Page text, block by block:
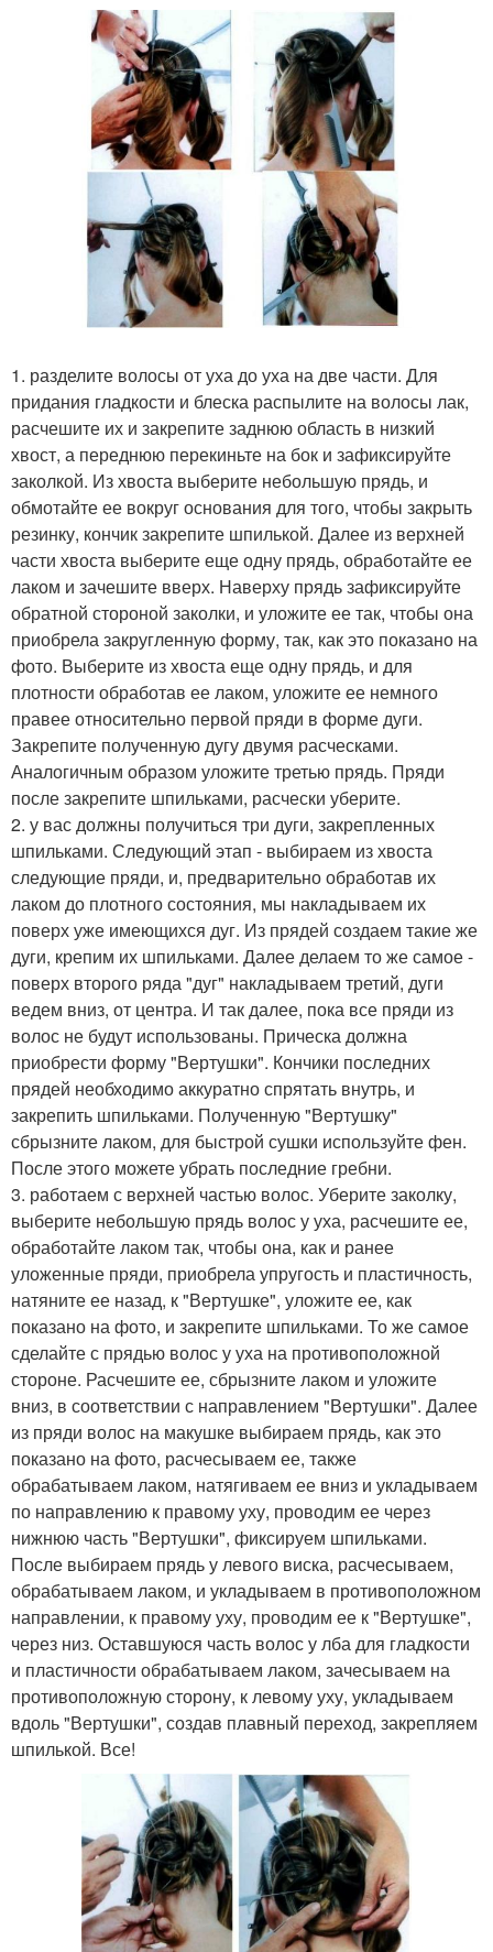
1. разделите волосы от уха до уха на две части. Для
придания гладкости и блеска распылите на волосы лак,
расчешите их и закрепите заднюю область в низкий
хвост, а переднюю перекиньте на бок и зафиксируйте
заколкой. Из хвоста выберите небольшую прядь, и
обмотайте ее вокруг основания для того, чтобы закрыть
резинку, кончик закрепите шпилькой. Далее из верхней
части хвоста выберите еще одну прядь, обработайте ее
лаком и зачешите вверх. Наверху прядь зафиксируйте
обратной стороной заколки, и уложите ее так, чтобы она
приобрела закругленную форму, так, как это показано на
фото. Выберите из хвоста еще одну прядь, и для
плотности обработав ее лаком, уложите ее немного
правее относительно первой пряди в форме дуги.
Закрепите полученную дугу двумя расческами.
Аналогичным образом уложите третью прядь. Пряди
после закрепите шпильками, расчески уберите.
2. у вас должны получиться три дуги, закрепленных
шпильками. Следующий этап - выбираем из хвоста
следующие пряди, и, предварительно обработав их
лаком до плотного состояния, мы накладываем их
поверх уже имеющихся дуг. Из прядей создаем такие же
дуги, крепим их шпильками. Далее делаем то же самое -
поверх второго ряда "дуг" накладываем третий, дуги
ведем вниз, от центра. И так далее, пока все пряди из
волос не будут использованы. Прическа должна
приобрести форму "Вертушки". Кончики последних
прядей необходимо аккуратно спрятать внутрь, и
закрепить шпильками. Полученную "Вертушку"
сбрызните лаком, для быстрой сушки используйте фен.
После этого можете убрать последние гребни.
3. работаем с верхней частью волос. Уберите заколку,
выберите небольшую прядь волос у уха, расчешите ее,
обработайте лаком так, чтобы она, как и ранее
уложенные пряди, приобрела упругость и пластичность,
натяните ее назад, к "Вертушке", уложите ее, как
показано на фото, и закрепите шпильками. То же самое
сделайте с прядью волос у уха на противоположной
стороне. Расчешите ее, сбрызните лаком и уложите
вниз, в соответствии с направлением "Вертушки". Далее
из пряди волос на макушке выбираем прядь, как это
показано на фото, расчесываем ее, также
обрабатываем лаком, натягиваем ее вниз и укладываем
по направлению к правому уху, проводим ее через
нижнюю часть "Вертушки", фиксируем шпильками.
После выбираем прядь у левого виска, расчесываем,
обрабатываем лаком, и укладываем в противоположном
направлении, к правому уху, проводим ее к "Вертушке",
через низ. Оставшуюся часть волос у лба для гладкости
и пластичности обрабатываем лаком, зачесываем на
противоположную сторону, к левому уху, укладываем
вдоль "Вертушки", создав плавный переход, закрепляем
шпилькой. Все!